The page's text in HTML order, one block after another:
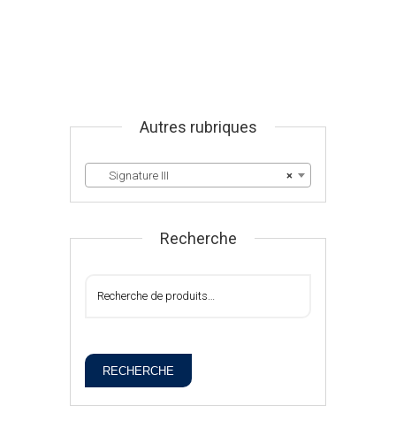
Autres rubriques
×
Signature III
Recherche
RECHERCHE